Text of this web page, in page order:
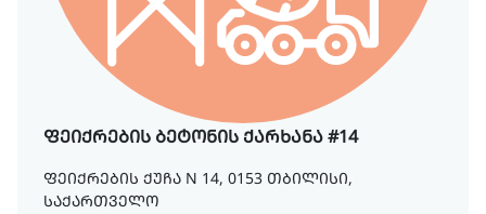
ფეიქრების ბეტონის ქარხანა #14
ფეიქრების ქუჩა N 14, 0153 თბილისი,
საქართველო